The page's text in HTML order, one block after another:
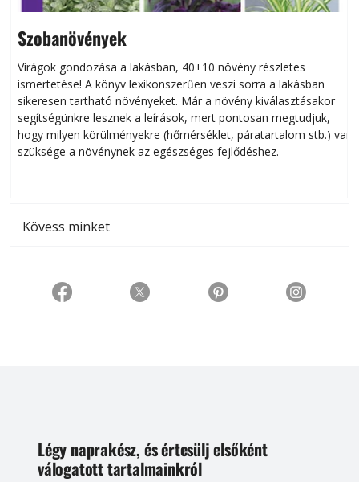
Szobanövények
Virágok gondozása a lakásban, 40+10 növény részletes
ismertetése! A könyv lexikonszerűen veszi sorra a lakásban
sikeresen tart­ha­tó növényeket. Már a növény kiválasztásakor
segítségünkre lesznek a leírások, mert pontosan megtudjuk,
hogy milyen körülményekre (hőmérséklet, páratartalom stb.) van
szüksége a növénynek az egészséges fejlődéshez.
Kövess minket
Légy naprakész, és értesülj elsőként
válogatott tartalmainkról